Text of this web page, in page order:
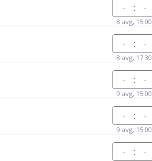
:
8 avg, 15:00
:
8 avg, 17:30
:
9 avg, 15:00
:
9 avg, 15:00
: